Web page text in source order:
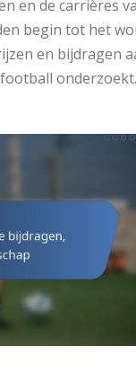
en de carrières
begin tot het
en bijdragen
onderzoekt.